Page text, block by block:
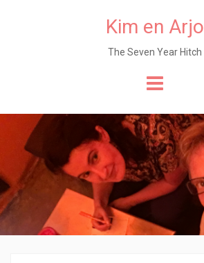
Kim en Arjo
The Seven Year Hitch
content